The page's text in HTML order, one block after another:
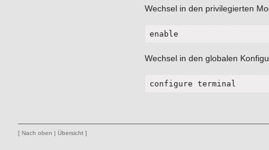
Wechsel in den privilegierten
enable
Wechsel in den globalen
configure terminal
[ Nach oben | Übersicht ]